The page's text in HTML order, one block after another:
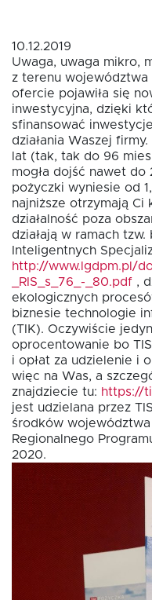
Oferta dla MSP
Oferta dla
Fundusz FKIS
Rodo
Dokumenty
Rekrutujemy
Kontakt
10.12.2019
Uwaga, uwaga mikro,
z terenu województwa
ofercie pojawiła się
inwestycyjna, dzięki
sfinansować
działania Waszej
lat (tak, tak do 96
mogła dojść nawet do
pożyczki wyniesie od
najniższe otrzymają Ci
działalność poza
działają w ramach
Inteligentnych
http://www.lgdpm.pl/
_RIS_s_76_-_80.pdf ,
ekologicznych
biznesie technologie
(TIK). Oczywiście
oprocentowanie bo
i opłat za udzielenie i
więc na Was, a
znajdziecie tu: https://
jest udzielana przez
środków
Regionalnego
2020.